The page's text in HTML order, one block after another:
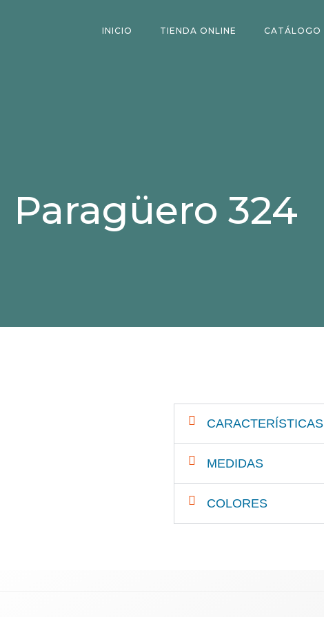
INICIO TIENDA ONLINE CATÁLOGO
Paragüero 324
CARACTERÍSTICAS
MEDIDAS
COLORES